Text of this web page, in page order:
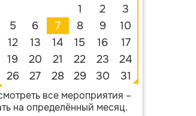
1
2
3
5 6 7 8 9
10
12 13 14 15 16
17
19 20 21 22 23
24
26 27 28 29 30 31
все мероприятия –
на определённый месяц.